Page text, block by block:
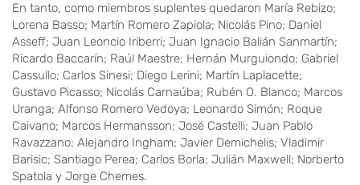
En tanto, como miembros suplentes quedaron María Rebizo;
Lorena Basso; Martín Romero Zapiola; Nicolás Pino; Daniel
Asseff; Juan Leoncio Iriberri; Juan Ignacio Balián Sanmartín;
Ricardo Baccarín; Raúl Maestre; Hernán Murguiondo; Gabriel
Cassullo; Carlos Sinesi; Diego Lerini; Martín Laplacette;
Gustavo Picasso; Nicolás Carnaúba; Rubén O. Blanco; Marcos
Uranga; Alfonso Romero Vedoya; Leonardo Simón; Roque
Caivano; Marcos Hermansson; José Castelli; Juan Pablo
Ravazzano; Alejandro Ingham; Javier Demichelis; Vladimir
Barisic; Santiago Perea; Carlos Borla; Julián Maxwell; Norberto
Spatola y Jorge Chemes.